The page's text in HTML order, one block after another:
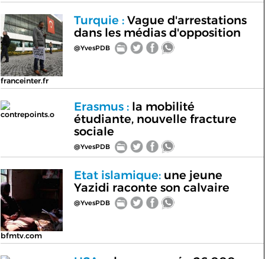
franceinter.fr
Turquie :Vague d'arrestations
dans les médias d'opposition
@YvesPDB
contrepoints.o
Erasmus :la mobilité
étudiante, nouvelle fracture
sociale
@YvesPDB
bfmtv.com
Etat islamique:une jeune
Yazidi raconte son calvaire
@YvesPDB